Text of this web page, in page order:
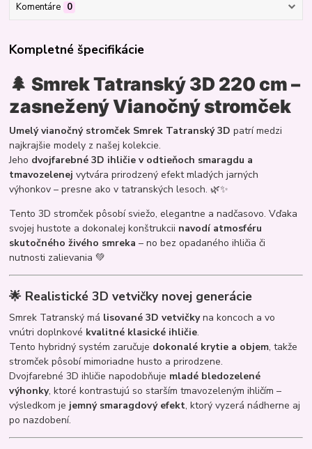
Komentáre 0
Kompletné špecifikácie
🌲Smrek Tatranský 3D 220 cm –
zasnežený Vianočný stromček
Umelý vianočný stromček Smrek Tatranský 3D patrí medzi
najkrajšie modely z našej kolekcie.
Jeho dvojfarebné 3D ihličie v odtieňoch smaragdu a
tmavozelenej vytvára prirodzený efekt mladých jarných
výhonkov – presne ako v tatranských lesoch. 🌿✨
Tento 3D stromček pôsobí sviežo, elegantne a nadčasovo. Vďaka
svojej hustote a dokonalej konštrukcii navodí atmosféru
skutočného živého smreka – no bez opadaného ihličia či
nutnosti zalievania 💚
🌟 Realistické 3D vetvičky novej generácie
Smrek Tatranský má lisované 3D vetvičkyna koncoch a vo
vnútri doplnkové kvalitné klasické ihličie.
Tento hybridný systém zaručuje dokonalé krytie a objem, takže
stromček pôsobí mimoriadne husto a prirodzene.
Dvojfarebné 3D ihličie napodobňuje mladé bledozelené
výhonky, ktoré kontrastujú so starším tmavozeleným ihličím –
výsledkom je jemný smaragdový efekt, ktorý vyzerá nádherne aj
po nazdobení.